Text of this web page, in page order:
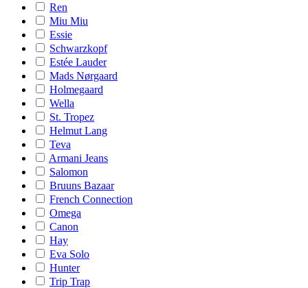
Ren
Miu Miu
Essie
Schwarzkopf
Estée Lauder
Mads Nørgaard
Holmegaard
Wella
St. Tropez
Helmut Lang
Teva
Armani Jeans
Salomon
Bruuns Bazaar
French Connection
Omega
Canon
Hay
Eva Solo
Hunter
Trip Trap